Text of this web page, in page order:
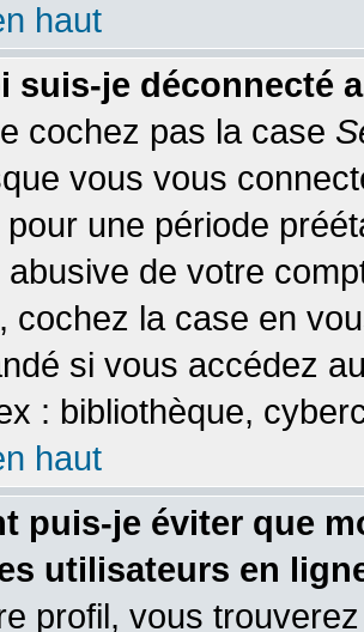
haut
suis-je déconnecté
cochez pas la case
vous vous
une période
abusive de votre
cochez la case en
si vous accédez
: bibliothèque,
haut
puis-je éviter que
utilisateurs en
profil, vous